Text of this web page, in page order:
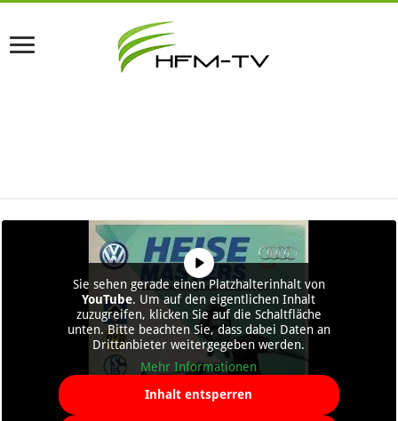
Sie sehen gerade einen Platzhalterinhalt von
YouTube. Um auf den eigentlichen Inhalt
zuzugreifen, klicken Sie auf die Schaltfläche
unten. Bitte beachten Sie, dass dabei Daten an
Drittanbieter weitergegeben werden.
Mehr Informationen
Inhalt entsperren